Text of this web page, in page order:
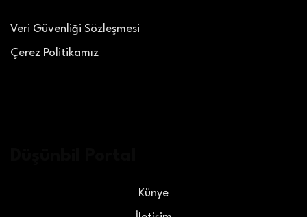
Veri Güvenliği Sözleşmesi
Çerez Politikamız
Künye